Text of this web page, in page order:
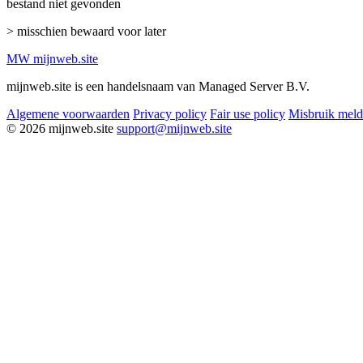
bestand niet gevonden
> misschien bewaard voor later
MW mijnweb.site
mijnweb.site is een handelsnaam van Managed Server B.V.
Algemene voorwaarden Privacy policy Fair use policy Misbruik
© 2026 mijnweb.site support@mijnweb.site